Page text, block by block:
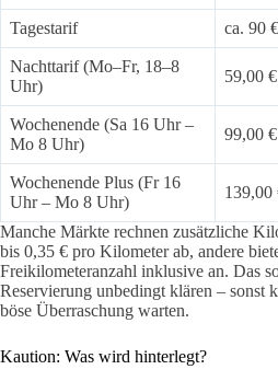
Tagestarif ca. 90 €
Nachttarif (Mo–Fr, 18–8
Uhr)
59,00 €
Wochenende (Sa 16 Uhr –
Mo 8 Uhr)
99,00 €
Wochenende Plus (Fr 16
Uhr – Mo 8 Uhr)
139,00
Manche Märkte rechnen zusätzliche
bis 0,35 € pro Kilometer ab, andere
Freikilometeranzahl inklusive an. Das
Reservierung unbedingt klären – sonst
böse Überraschung warten.
Kaution: Was wird hinterlegt?